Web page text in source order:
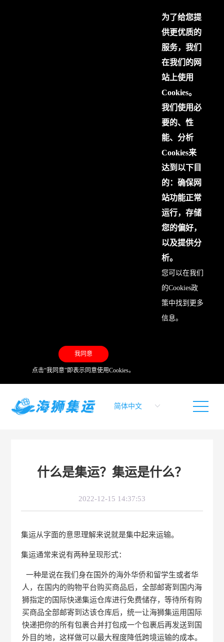
为了给您提
供更优质的
服务，我们
在我们的网
站上使用
Cookies。
我们使用必
要的、性
能、分析
Cookies来
达到以下目
的：确保网
站功能正常
运行，存储
您的偏好，
以及提供分
析。
您可以在我们
的Cookies政
策中找到更多
信息。
我同意
点击“我同意”即表示同意使用Cookies。
什么是集运？集运是什么？
2022-12-15 14:37:53
集运从字面的意思理解来说就是集中起来运输。
集运通常来说有两种呈现形式：
一种是说在我们身在国外的海外华侨和留学生或者华
人，在国内的购物平台购买商品后，全部邮寄到国内海
狮指定的国际快递集运仓库进行免费储存，等待所有购
买商品全部邮寄到达该仓库后，统一让海狮集运用国际
快递把你的所有包裹合并打包成一个包裹后再发送到国
外目的地，这样做可以最大程度降低跨境运输的成本。